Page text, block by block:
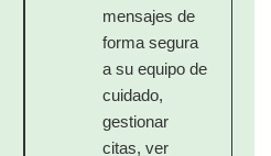
mensajes de
forma segura
a su equipo de
cuidado,
gestionar
citas, ver